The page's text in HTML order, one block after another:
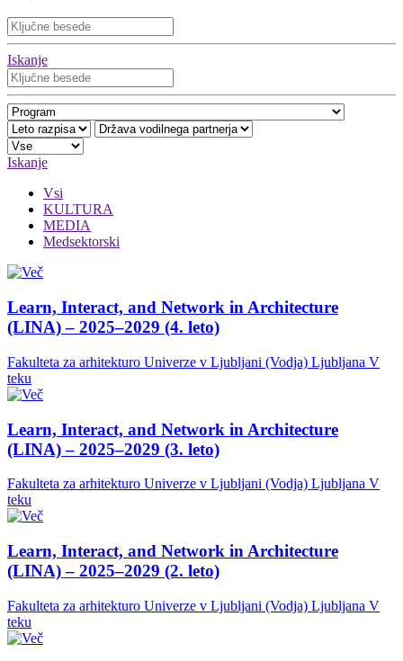
Iskanje
Iskanje
Vsi
KULTURA
MEDIA
Medsektorski
Learn, Interact, and Network in Architecture
(LINA) – 2025–2029 (4. leto)
Fakulteta za arhitekturo Univerze v Ljubljani (Vodja) Ljubljana V
teku
Learn, Interact, and Network in Architecture
(LINA) – 2025–2029 (3. leto)
Fakulteta za arhitekturo Univerze v Ljubljani (Vodja) Ljubljana V
teku
Learn, Interact, and Network in Architecture
(LINA) – 2025–2029 (2. leto)
Fakulteta za arhitekturo Univerze v Ljubljani (Vodja) Ljubljana V
teku